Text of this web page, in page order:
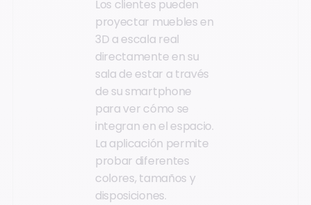
Los clientes pueden
proyectar muebles en
3D a escala real
directamente en su
sala de estar a través
de su smartphone
para ver cómo se
integran en el espacio.
La aplicación permite
probar diferentes
colores, tamaños y
disposiciones.